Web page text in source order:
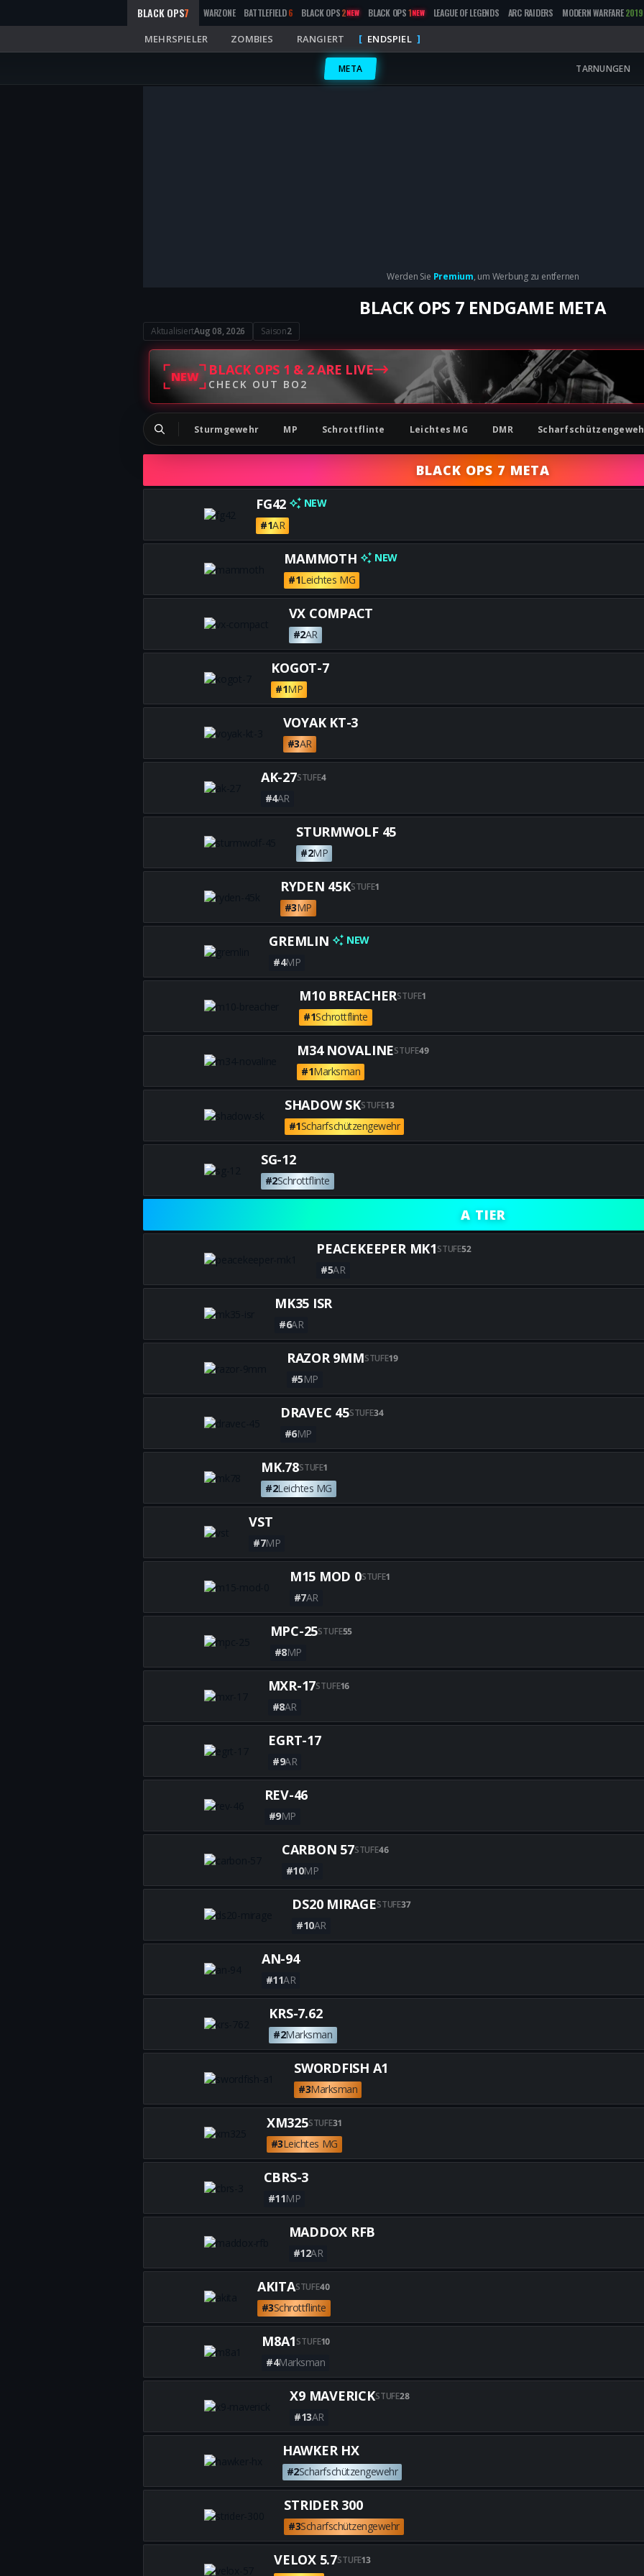
BLACK OPS7 WARZONE BATTLEFIELD6 BLACK OPS2NEW BLACK OPS1NEW LEAGUE OF LEGENDS ARC RAIDERS MODERN WARFARE2019
MEHRSPIELER ZOMBIES RANGIERT ENDSPIEL
META TARNUNGEN
Werden Sie Premium, um Werbung zu entfernen
BLACK OPS 7 ENDGAME META
AktualisiertAug 08, 2026 Saison2
NEW BLACK OPS 1 & 2 ARE LIVE
CHECK OUT BO2
Sturmgewehr MP Schrottflinte Leichtes MG DMR
BLACK OPS 7 META
FG42
NEW
#1AR
Alle besten FG42-Builds
MAMMOTH
NEW
#1Leichtes MG
Alle besten MAMMOTH-
VX COMPACT
#2AR
Alle besten VX COMPACT-
KOGOT-7
#1MP
Alle besten KOGOT-7-Builds
VOYAK KT-3
#3AR
Alle besten VOYAK KT-3-
AK-27STUFE4
#4AR
Alle besten AK-27-Builds
STURMWOLF 45
#2MP
Alle besten STURMWOLF 45-
RYDEN 45KSTUFE1
#3MP
Alle besten RYDEN 45K-
GREMLIN
NEW
#4MP
Alle besten GREMLIN-Builds
M10 BREACHERSTUFE1
#1Schrottflinte
Alle besten M10 BREACHER-
M34 NOVALINESTUFE49
#1Marksman
Alle besten M34 NOVALINE-
SHADOW SKSTUFE13
#1Scharfschützengewehr
Alle besten SHADOW SK-
SG-12
#2Schrottflinte
Alle besten SG-12-Builds
A TIER
PEACEKEEPER MK1STUFE52
#5AR
Alle besten PEACEKEEPER
MK35 ISR
#6AR
Alle besten MK35 ISR-Builds
RAZOR 9MMSTUFE19
#5MP
Alle besten RAZOR 9MM-
DRAVEC 45STUFE34
#6MP
Alle besten DRAVEC 45-Builds
MK.78STUFE1
#2Leichtes MG
Alle besten MK.78-Builds
VST
#7MP
Alle besten VST-Builds
M15 MOD 0STUFE1
#7AR
Alle besten M15 MOD 0-
MPC-25STUFE55
#8MP
Alle besten MPC-25-Builds
MXR-17STUFE16
#8AR
Alle besten MXR-17-Builds
EGRT-17
#9AR
Alle besten EGRT-17-Builds
REV-46
#9MP
Alle besten REV-46-Builds
CARBON 57STUFE46
#10MP
Alle besten CARBON 57-
DS20 MIRAGESTUFE37
#10AR
Alle besten DS20 MIRAGE-
AN-94
#11AR
Alle besten AN-94-Builds
KRS-7.62
#2Marksman
Alle besten KRS-7.62-Builds
SWORDFISH A1
#3Marksman
Alle besten SWORDFISH A1-
XM325STUFE31
#3Leichtes MG
Alle besten XM325-Builds
CBRS-3
#11MP
Alle besten CBRS-3-Builds
MADDOX RFB
#12AR
Alle besten MADDOX RFB-
AKITASTUFE40
#3Schrottflinte
Alle besten AKITA-Builds
M8A1STUFE10
#4Marksman
Alle besten M8A1-Builds
X9 MAVERICKSTUFE28
#13AR
Alle besten X9 MAVERICK-
HAWKER HX
#2Scharfschützengewehr
Alle besten HAWKER HX-
STRIDER 300
#3Scharfschützengewehr
Alle besten STRIDER 300-
VELOX 5.7STUFE13